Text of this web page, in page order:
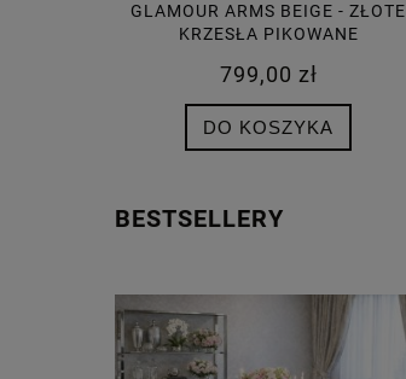
GLAMOUR ARMS BEIGE - ZŁOTE
KRZESŁA PIKOWANE
799,00 zł
DO KOSZYKA
BESTSELLERY